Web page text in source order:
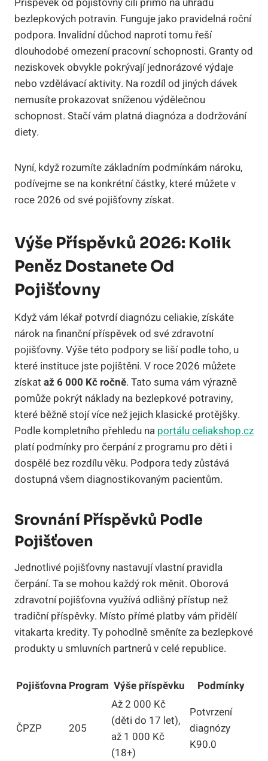
bezlepkových potravin. Funguje jako pravidelná roční
podpora. Invalidní důchod naproti tomu řeší
dlouhodobé omezení pracovní schopnosti. Granty od
neziskovek obvykle pokrývají jednorázové výdaje
nebo vzdělávací aktivity. Na rozdíl od jiných dávek
nemusíte prokazovat sníženou výdělečnou
schopnost. Stačí vám platná diagnóza a dodržování
diety.
Nyní, když rozumíte základním podmínkám nároku,
podívejme se na konkrétní částky, které můžete v
roce 2026 od své pojišťovny získat.
Výše Příspěvků 2026: Kolik
Peněz Dostanete Od
Pojišťovny
Když vám lékař potvrdí diagnózu celiakie, získáte
nárok na finanční příspěvek od své zdravotní
pojišťovny. Výše této podpory se liší podle toho, u
které instituce jste pojištěni. V roce 2026 můžete
získat až 6 000 Kč ročně. Tato suma vám výrazně
pomůže pokrýt náklady na bezlepkové potraviny,
které běžně stojí více než jejich klasické protějšky.
Podle kompletního přehledu na portálu celiakshop.cz
platí podmínky pro čerpání z programu pro děti i
dospělé bez rozdílu věku. Podpora tedy zůstává
dostupná všem diagnostikovaným pacientům.
Srovnání Příspěvků Podle
Pojišťoven
Jednotlivé pojišťovny nastavují vlastní pravidla
čerpání. Ta se mohou každý rok měnit. Oborová
zdravotní pojišťovna využívá odlišný přístup než
tradiční příspěvky. Místo přímé platby vám přidělí
vitakarta kredity. Ty pohodlně směníte za bezlepkové
produkty u smluvních partnerů v celé republice.
Pojišťovna Program Výše příspěvku Podmínky
ČPZP 205
Až 2 000 Kč
(děti do 17 let),
až 1 000 Kč
(18+)
Potvrzení
diagnózy
K90.0